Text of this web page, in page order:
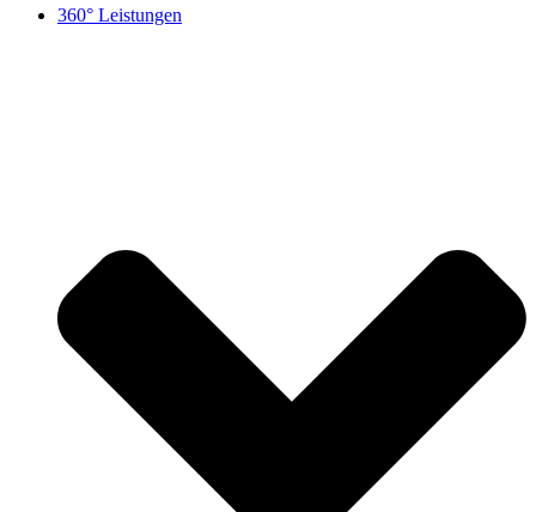
360° Leistungen